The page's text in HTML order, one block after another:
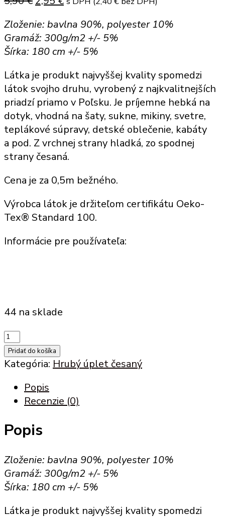
was:
5,90 €.
is:
2,95 €.
Zloženie: bavlna 90%, polyester 10%
Gramáž: 300g/m2 +/- 5%
Šírka: 180 cm +/- 5%
Látka je produkt najvyššej kvality spomedzi
látok svojho druhu, vyrobený z najkvalitnejších
priadzí priamo v Poľsku. Je príjemne hebká na
dotyk, vhodná na šaty, sukne, mikiny, svetre,
teplákové súpravy, detské oblečenie, kabáty
a pod. Z vrchnej strany hladká, zo spodnej
strany česaná.
Cena je za 0,5m bežného.
Výrobca látok je držiteľom certifikátu Oeko-
Tex® Standard 100.
Informácie pre používateľa:
44 na sklade
množstvo
hrubý
úplet
polyesterom
-
tmavo
zelený
(KL
Pridať do košíka
Kategória: Hrubý úplet česaný
Popis
Recenzie (0)
Popis
Zloženie: bavlna 90%, polyester 10%
Gramáž: 300g/m2 +/- 5%
Šírka: 180 cm +/- 5%
Látka je produkt najvyššej kvality spomedzi